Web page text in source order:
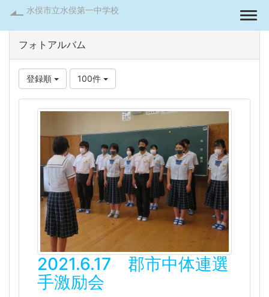
水俣市立水俣第一中学校
フォトアルバム
登録順 100件
2021.6.17 郡市中体連選
手激励会